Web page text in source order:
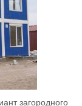
загородного